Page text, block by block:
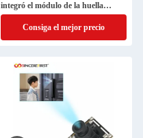
integró el módulo de la huella
dactilar
Consiga el mejor precio